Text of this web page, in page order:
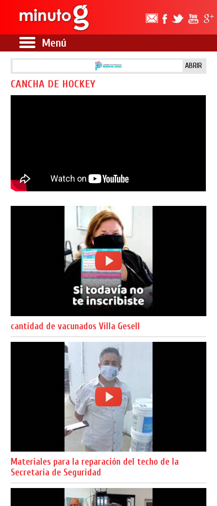
Menú
ABRIR
CANCHA DE HOCKEY
cantidad de vacunados Villa Gesell
Materiales para la reparación del techo de la
Secretaria de Seguridad